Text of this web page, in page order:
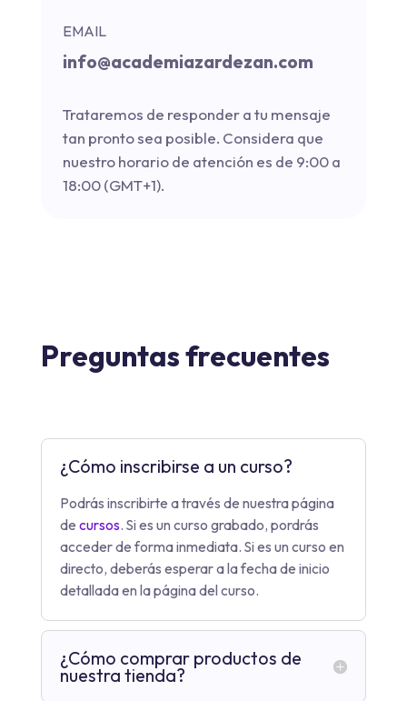
EMAIL
info@academiazardezan.com
Trataremos de responder a tu mensaje
tan pronto sea posible. Considera que
nuestro horario de atención es de 9:00 a
18:00 (GMT+1).
Preguntas frecuentes
¿Cómo inscribirse a un curso?
Podrás inscribirte a través de nuestra página
de cursos. Si es un curso grabado, pordrás
acceder de forma inmediata. Si es un curso en
directo, deberás esperar a la fecha de inicio
detallada en la página del curso.
¿Cómo comprar productos de
nuestra tienda?